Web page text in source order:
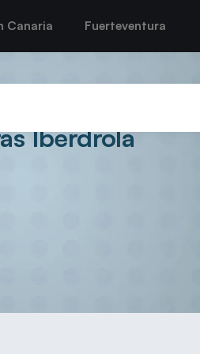
Canaria Fuerteventura
el primer
Iberdrola